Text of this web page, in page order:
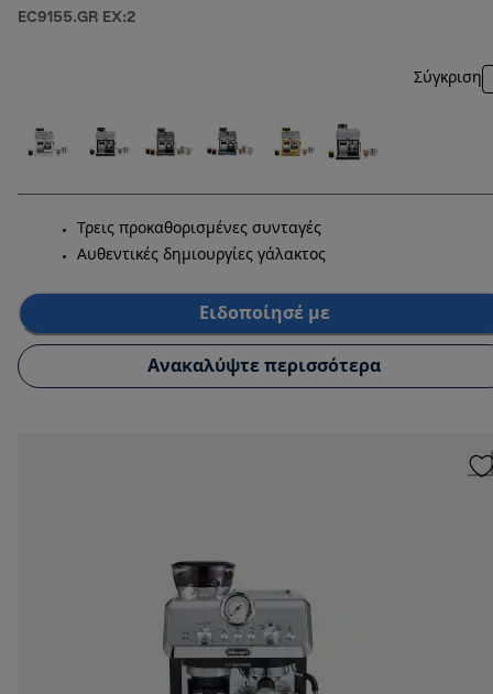
EC9155.GR EX:2
Σύγκριση
Τρεις προκαθορισμένες συνταγές
Αυθεντικές δημιουργίες γάλακτος
Ειδοποίησέ με
Ανακαλύψτε περισσότερα